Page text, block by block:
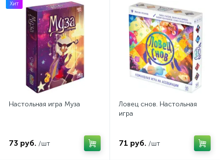
Хит
Настольная игра Муза
73 руб. /шт
Ловец снов. Настольная
игра
71 руб. /шт